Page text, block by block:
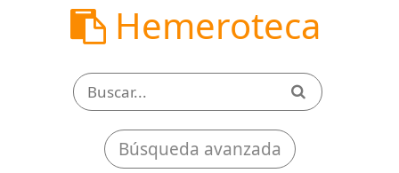
Hemeroteca
Búsqueda avanzada